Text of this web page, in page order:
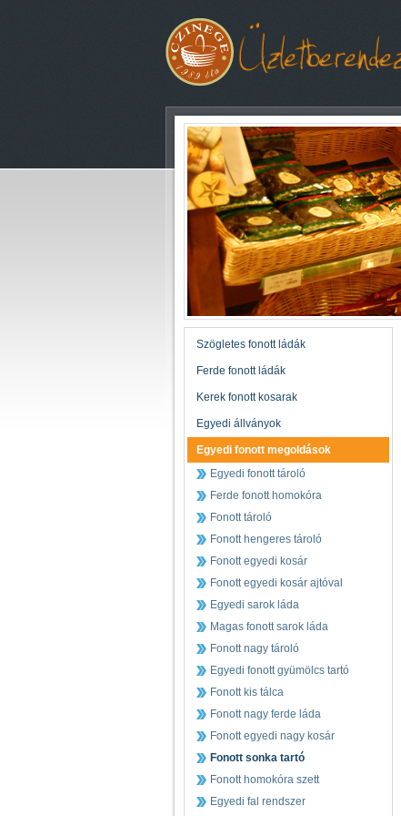
Szögletes fonott ládák
Ferde fonott ládák
Kerek fonott kosarak
Egyedi állványok
Egyedi fonott megoldások
Egyedi fonott tároló
Ferde fonott homokóra
Fonott tároló
Fonott hengeres tároló
Fonott egyedi kosár
Fonott egyedi kosár ajtóval
Egyedi sarok láda
Magas fonott sarok láda
Fonott nagy tároló
Egyedi fonott gyümölcs tartó
Fonott kis tálca
Fonott nagy ferde láda
Fonott egyedi nagy kosár
Fonott sonka tartó
Fonott homokóra szett
Egyedi fal rendszer